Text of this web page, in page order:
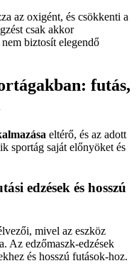
az oxigént, és csökkenti a
csak akkor
biztosít elegendő
futás,
eltérő, és az adott
sportág saját előnyöket és
edzések és hosszú
mivel az eszköz
Az edzőmaszk-edzések
és hosszú futások-hoz.